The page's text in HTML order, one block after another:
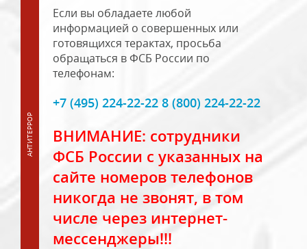
Если вы обладаете любой
информацией о совершенных или
готовящихся терактах, просьба
обращаться в ФСБ России по
телефонам:
+7 (495) 224-22-22 8 (800) 224-22-22
ВНИМАНИЕ: сотрудники
ФСБ России с указанных на
сайте номеров телефонов
никогда не звонят, в том
числе через интернет-
мессенджеры!!!